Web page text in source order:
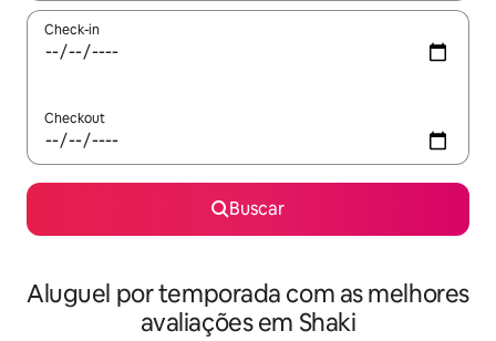
Check-in
Checkout
Buscar
Aluguel por temporada com as melhores
avaliações em Shaki